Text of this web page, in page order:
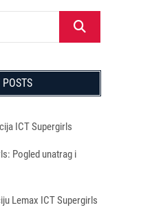
Pretraži
POSTS
ICT Supergirls
Pogled unatrag i
Lemax ICT Supergirls